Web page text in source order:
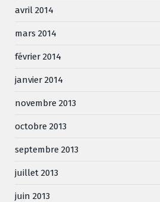
avril 2014
mars 2014
février 2014
janvier 2014
novembre 2013
octobre 2013
septembre 2013
juillet 2013
juin 2013